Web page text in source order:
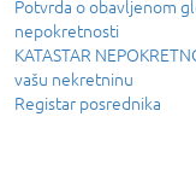
Potvrda o obavljenom
nepokretnosti
KATASTAR
vašu nekretninu
Registar posrednika